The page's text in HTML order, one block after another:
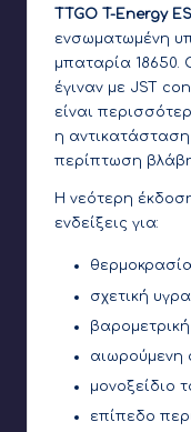
TTGO T-Energy
ενσωματωμένη
μπαταρία 18650.
έγιναν με JST
είναι
η
περίπτωση
Η νεότερη
ενδείξεις για:
σχετική
βαρομετρική
αιωρούμενη
μονοξείδιο
επίπεδο